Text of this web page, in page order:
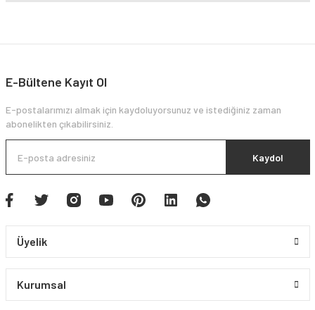
E-Bültene Kayıt Ol
E-postalarımızı almak için kaydoluyorsunuz ve istediğiniz zaman
abonelikten çıkabilirsiniz.
Kaydol
Üyelik
Kurumsal